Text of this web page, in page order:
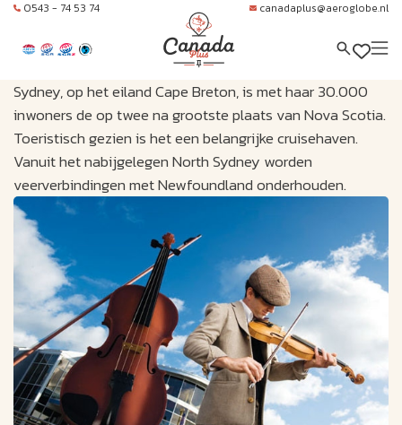
0543 - 74 53 74 canadaplus@aeroglobe.nl
Sydney, op het eiland Cape Breton, is met haar 30.000
inwoners de op twee na grootste plaats van Nova Scotia.
Toeristisch gezien is het een belangrijke cruisehaven.
Vanuit het nabijgelegen North Sydney worden
veerverbindingen met Newfoundland onderhouden.